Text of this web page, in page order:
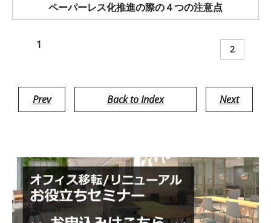
ペーパーレス化推進の際の４つの注意点
1 2
Prev Back to Index Next